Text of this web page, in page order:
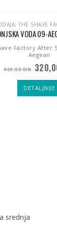
,NEGA
,THE SHAVE FACTORY |
VODA 09-
Factory After
Aegean
490,00DIN cena
je
bila:
DETALJNIJE
DIN.
srednja